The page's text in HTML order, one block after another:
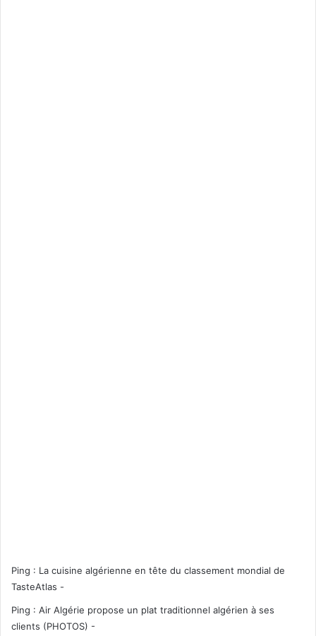
Ping : La cuisine algérienne en tête du classement mondial de
TasteAtlas -
Ping : Air Algérie propose un plat traditionnel algérien à ses
clients (PHOTOS) -